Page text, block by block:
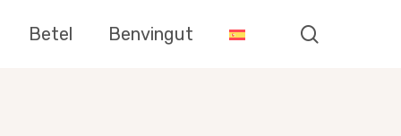
Betel Benvingut